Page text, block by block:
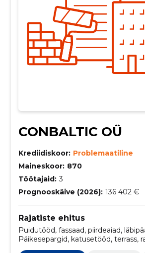
CONBALTIC OÜ
Krediidiskoor: Problemaatiline
Maineskoor: 870
Töötajaid: 3
Prognooskäive (2026): 136 402 €
Rajatiste ehitus
Puidutööd, fassaad, piirdeaiad,
Päikesepargid, katusetööd, terrass,
Katuse ehitus